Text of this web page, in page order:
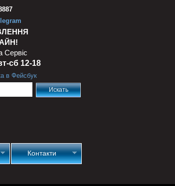
Сервіс
сб 12-18
в Фейсбук
Контакти